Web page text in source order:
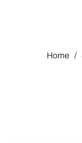
Home /